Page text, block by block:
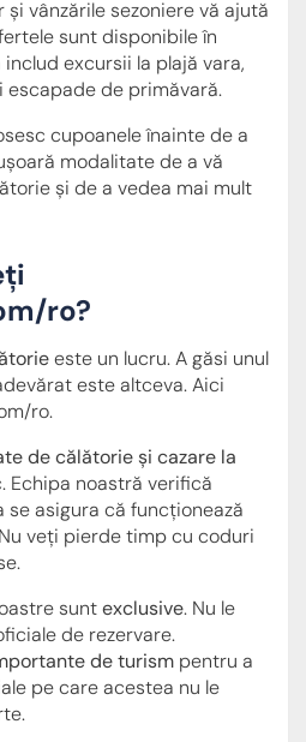
vânzările sezoniere vă ajută
sunt disponibile în
excursii la plajă vara,
escapade de primăvară.
cupoanele înainte de a
modalitate de a vă
și de a vedea mai mult
ro?
este un lucru. A găsi unul
este altceva. Aici
ro.
de călătorie și cazare la
Echipa noastră verifică
asigura că funcționează
veți pierde timp cu coduri
suntexclusive. Nu le
de rezervare.
de turism pentru a
pe care acestea nu le